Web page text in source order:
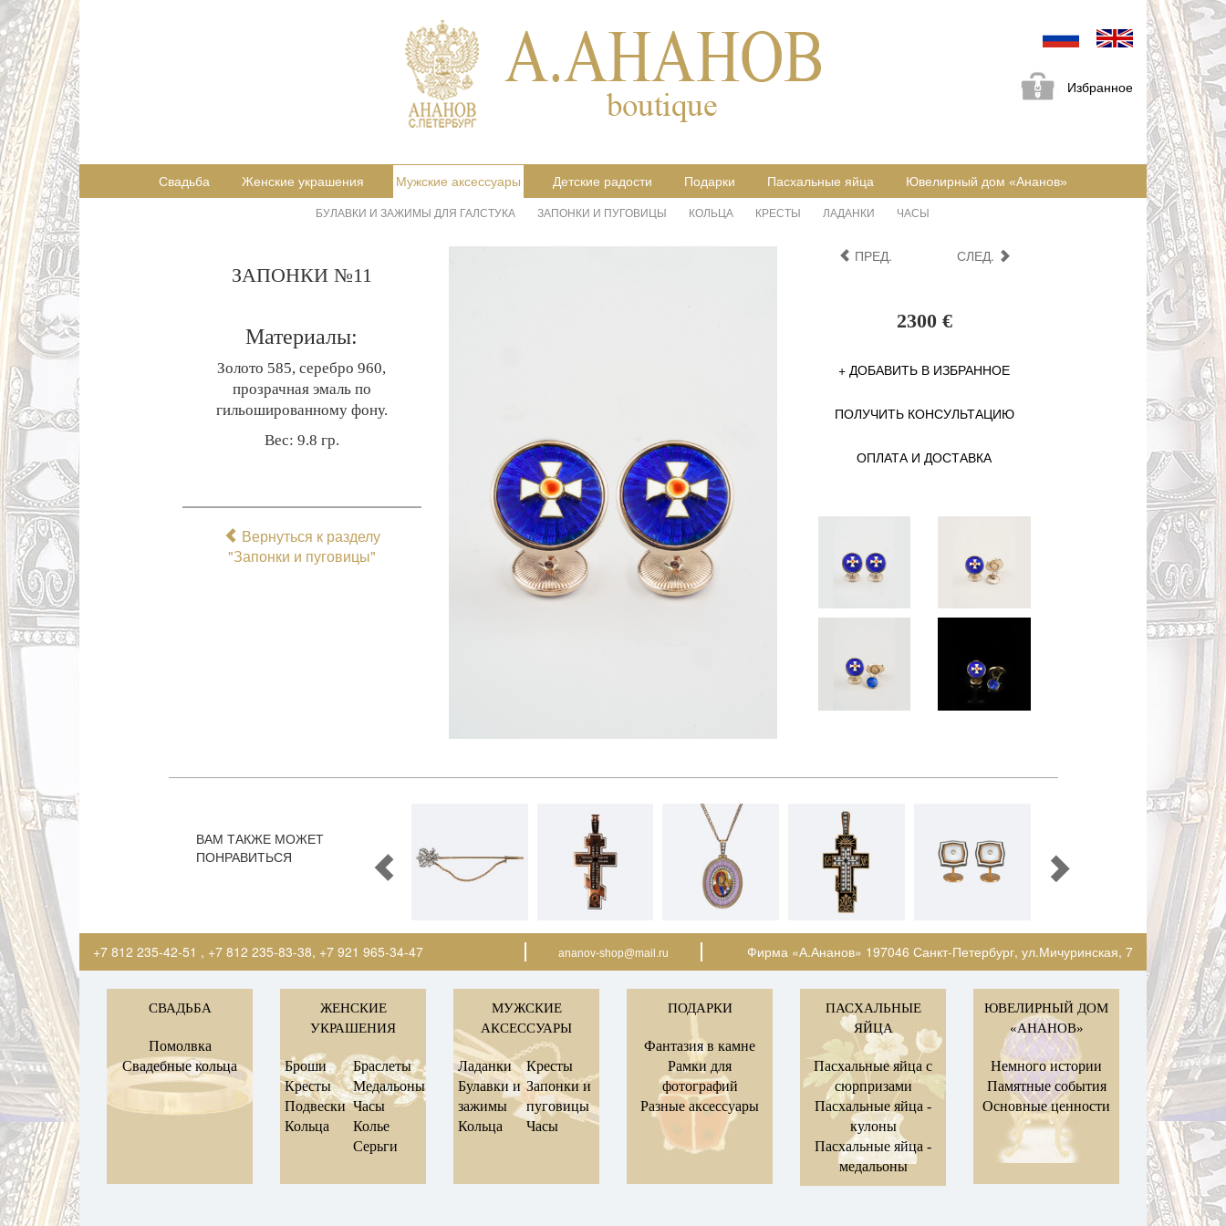
Избранное
Свадьба Женские украшения Мужские аксессуары Детские радости Подарки Пасхальные яйца Ювелирный дом «Ананов»
БУЛАВКИ И ЗАЖИМЫ ДЛЯ ГАЛСТУКА ЗАПОНКИ И ПУГОВИЦЫ КОЛЬЦА КРЕСТЫ ЛАДАНКИ ЧАСЫ
ЗАПОНКИ №11
Материалы:
Золото 585, серебро 960,
прозрачная эмаль по
гильошированному фону.
Вес: 9.8 гр.
Вернуться к разделу
"Запонки и пуговицы"
ПРЕД. СЛЕД.
2300 €
+ ДОБАВИТЬ В ИЗБРАННОЕ
ПОЛУЧИТЬ КОНСУЛЬТАЦИЮ
ОПЛАТА И ДОСТАВКА
ВАМ ТАКЖЕ МОЖЕТ
ПОНРАВИТЬСЯ
+7 812 235-42-51 , +7 812 235-83-38, +7 921 965-34-47 ananov-shop@mail.ru Фирма «А.Ананов» 197046 Санкт-Петербург, ул.Мичуринская, 7
СВАДЬБА
Помолвка
Свадебные кольца
ЖЕНСКИЕ
УКРАШЕНИЯ
Браслеты
Броши
Медальоны
Кресты
Часы
Подвески
Колье
Кольца
Серьги
МУЖСКИЕ
АКСЕССУАРЫ
Кресты
Ладанки
Запонки и
пуговицы
Булавки и
зажимы
Часы
Кольца
ПОДАРКИ
Фантазия в камне
Рамки для
фотографий
Разные аксессуары
ПАСХАЛЬНЫЕ
ЯЙЦА
Пасхальные яйца с
сюрпризами
Пасхальные яйца -
кулоны
Пасхальные яйца -
медальоны
ЮВЕЛИРНЫЙ ДОМ
«АНАНОВ»
Немного истории
Памятные события
Основные ценности